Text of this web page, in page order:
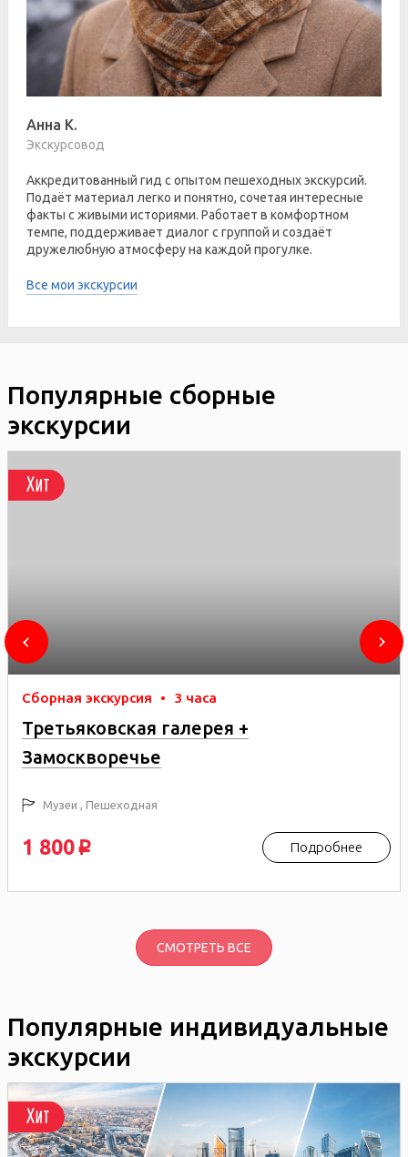
Анна К.
Экскурсовод
Аккредитованный гид с опытом пешеходных экскурсий.
Подаёт материал легко и понятно, сочетая интересные
факты с живыми историями. Работает в комфортном
темпе, поддерживает диалог с группой и создаёт
дружелюбную атмосферу на каждой прогулке.
Все мои экскурсии
Популярные сборные
экскурсии
Хит
Сборная экскурсия • 3 часа
Третьяковская галерея +
Замоскворечье
Музеи , Пешеходная
1 800 p Подробнее
СМОТРЕТЬ ВСЕ
Популярные индивидуальные
экскурсии
Хит